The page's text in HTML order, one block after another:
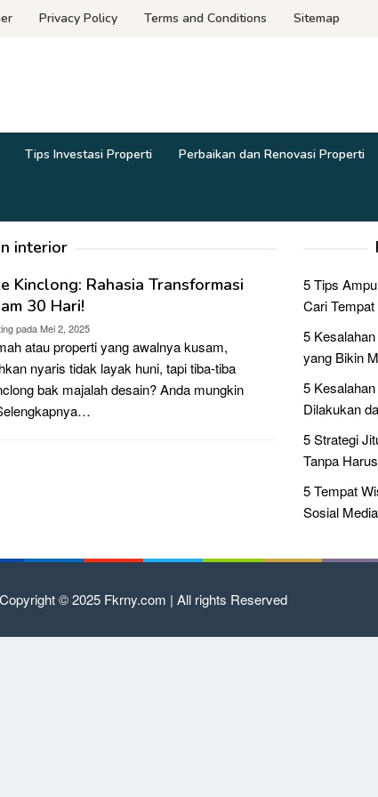
Privacy Policy Terms and Conditions Sitemap
Tips Investasi Properti Perbaikan dan Renovasi Properti
interior
Kinclong: Rahasia Transformasi
30 Hari!
padaMei 2, 2025
atau properti yang awalnya kusam,
nyaris tidak layak huni, tapi tiba-tiba
bak majalah desain? Anda mungkin
5 Tips
Cari
5
yang Bikin
5
Dilakukan
5 Strategi
Tanpa
5 Tempat
Sosial
Copyright © 2025 Fkrny.com | All rights Reserved